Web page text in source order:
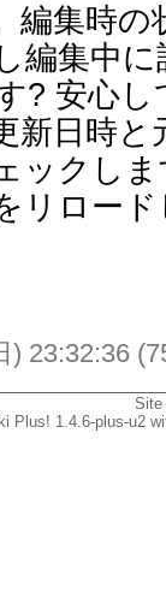
編集時
編集中
? 安心
新日時
ックし
リロー
) 23:32:36
Plus! 1.4.6-plus-u2